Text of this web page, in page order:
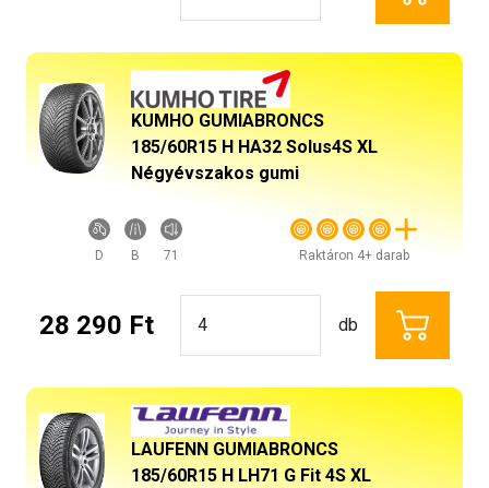
KUMHO GUMIABRONCS
185/60R15 H HA32 Solus4S XL
Négyévszakos gumi
D B 71 Raktáron 4+ darab
28 290 Ft db
LAUFENN GUMIABRONCS
185/60R15 H LH71 G Fit 4S XL